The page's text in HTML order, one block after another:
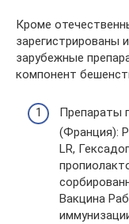
Кроме
зарегистрированы
зарубежные
компонент
Препараты
(Франция):
LR,
Вакцина